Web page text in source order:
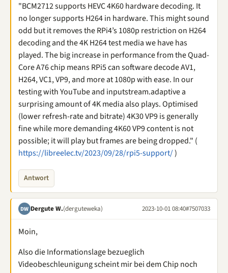
"BCM2712 supports HEVC 4K60 hardware decoding. It
no longer supports H264 in hardware. This might sound
odd but it removes the RPi4’s 1080p restriction on H264
decoding and the 4K H264 test media we have has
played. The big increase in performance from the Quad-
Core A76 chip means RPi5 can software decode AV1,
H264, VC1, VP9, and more at 1080p with ease. In our
testing with YouTube and inputstream.adaptive a
surprising amount of 4K media also plays. Optimised
(lower refresh-rate and bitrate) 4K30 VP9 is generally
fine while more demanding 4K60 VP9 content is not
possible; it will play but frames are being dropped." (
https://libreelec.tv/2023/09/28/rpi5-support/)
Antwort
DW Dergute W.(derguteweka) 2023-10-01 08:40#7507033
Moin,
Also die Informationslage bezueglich
Videobeschleunigung scheint mir bei dem Chip noch